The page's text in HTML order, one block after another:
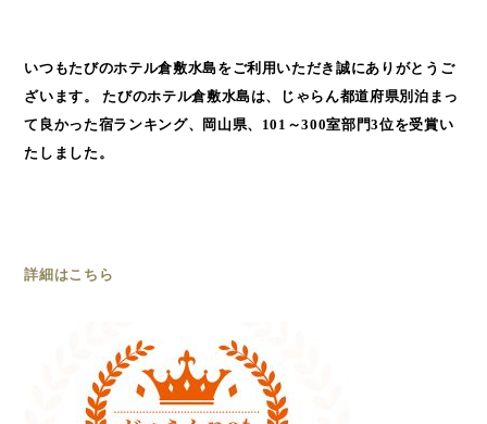
いつもたびのホテル倉敷水島をご利用いただき誠にありがとうご
ざいます。 たびのホテル倉敷水島は、じゃらん都道府県別泊まっ
て良かった宿ランキング、岡山県、101～300室部門3位を受賞い
たしました。
詳細はこちら